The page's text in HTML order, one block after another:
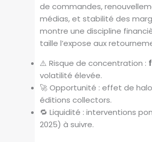
de commandes,
médias, et stabilité des
montre une discipline
taille l’expose aux
⚠️ Risque de concentration :
volatilité élevée.
🚀 Opportunité : effet de
éditions collectors.
🔁 Liquidité : interventions
2025) à suivre.